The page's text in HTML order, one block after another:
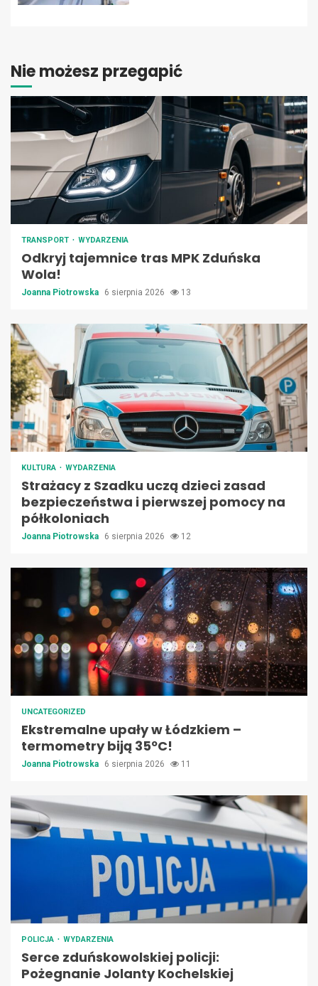
Nie możesz przegapić
TRANSPORT WYDARZENIA
Odkryj tajemnice tras MPK Zduńska
Wola!
Joanna Piotrowska 6 sierpnia 2026 13
KULTURA WYDARZENIA
Strażacy z Szadku uczą dzieci zasad
bezpieczeństwa i pierwszej pomocy na
półkoloniach
Joanna Piotrowska 6 sierpnia 2026 12
UNCATEGORIZED
Ekstremalne upały w Łódzkiem –
termometry biją 35ºC!
Joanna Piotrowska 6 sierpnia 2026 11
POLICJA WYDARZENIA
Serce zduńskowolskiej policji:
Pożegnanie Jolanty Kochelskiej